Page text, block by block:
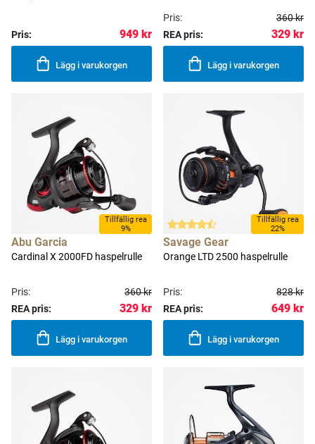
Pris: 949 kr
Lägg i varukorgen
Pris:
360 kr
REA pris:
329 kr
Lägg i varukorgen
Tillfällig rea
9%
Abu Garcia
Cardinal X 2000FD haspelrulle
Pris:
360 kr
REA pris:
329 kr
Lägg i varukorgen
Tillfällig rea
22%
Savage Gear
Orange LTD 2500 haspelrulle
Pris:
828 kr
REA pris:
649 kr
Lägg i varukorgen